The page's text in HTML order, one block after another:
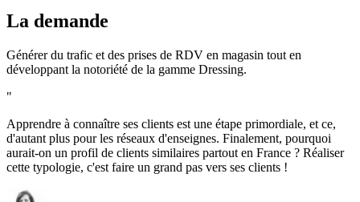
La demande
Générer du trafic et des prises de RDV en magasin tout en
développant la notoriété de la gamme Dressing.
"
Apprendre à connaître ses clients est une étape primordiale, et ce,
d'autant plus pour les réseaux d'enseignes. Finalement, pourquoi
aurait-on un profil de clients similaires partout en France ? Réaliser
cette typologie, c'est faire un grand pas vers ses clients !